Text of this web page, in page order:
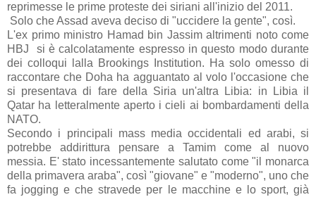
reprimesse le prime proteste dei siriani all'inizio del 2011.
Solo che Assad aveva deciso di "uccidere la gente", così.
L'ex primo ministro Hamad bin Jassim altrimenti noto come
HBJ si è calcolatamente espresso in questo modo durante
dei colloqui lalla Brookings Institution. Ha solo omesso di
raccontare che Doha ha agguantato al volo l'occasione che
si presentava di fare della Siria un'altra Libia: in Libia il
Qatar ha letteralmente aperto i cieli ai bombardamenti della
NATO.
Secondo i principali mass media occidentali ed arabi, si
potrebbe addirittura pensare a Tamim come al nuovo
messia. E' stato incessantemente salutato come "il monarca
della primavera araba", così "giovane" e "moderno", uno che
fa jogging e che stravede per le macchine e lo sport, già